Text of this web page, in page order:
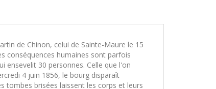
de Chinon, celui de Sainte-Maure le 15
conséquences humaines sont parfois
ensevelit 30 personnes. Celle que l'on
4 juin 1856, le bourg disparaît
tombes brisées laissent les corps et leurs